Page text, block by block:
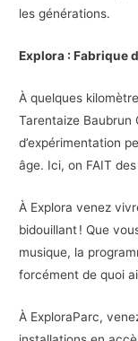
les générations.
Explora : Fabrique
À quelques
Tarentaize Baubrun
d’expérimentation
âge. Ici, on FAIT
À Explora venez
bidouillant ! Que
musique, la
forcément de quoi
À ExploraParc,